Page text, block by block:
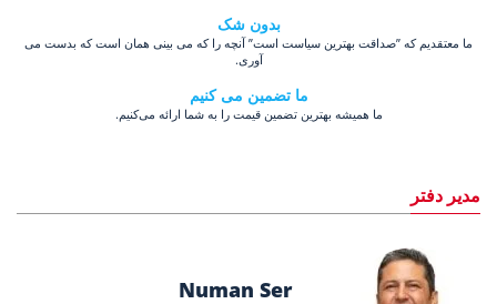
بدون شک
ما معتقدیم که ”صداقت بهترین سیاست است” آنچه را که می بینی همان است که بدست می
آوری.
ما تضمین می کنیم
ما همیشه بهترین تضمین قیمت را به شما ارائه می‌کنیم.
مدیر دفتر
Numan Ser